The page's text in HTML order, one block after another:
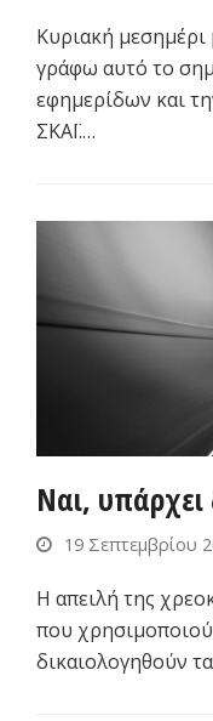
Κυριακή μεσημέρι
γράφω αυτό το
εφημερίδων και
ΣΚΑΪ.…
Ναι, υπάρχει
19 Σεπτεμβρίου
Η απειλή της
που
δικαιολογηθούν